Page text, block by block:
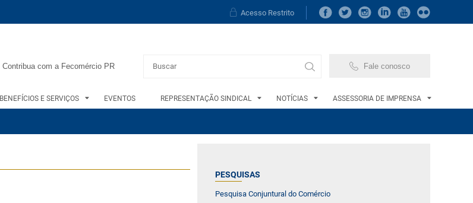
Acesso Restrito
Contribua com a Fecomércio PR Fale conosco
BENEFÍCIOS E SERVIÇOS EVENTOS REPRESENTAÇÃO SINDICAL NOTÍCIAS ASSESSORIA DE IMPRENSA
PESQUISAS
Pesquisa Conjuntural do Comércio